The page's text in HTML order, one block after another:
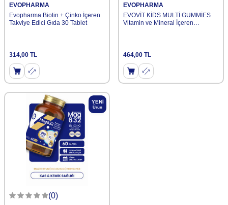
EVOPHARMA
Evopharma Biotin + Çinko İçeren
Takviye Edici Gıda 30 Tablet
314,00 TL
EVOPHARMA
EVOVİT KİDS MULTİ GUMMİES
Vitamin ve Mineral İçeren
464,00 TL
YENI
Ürün
(0)